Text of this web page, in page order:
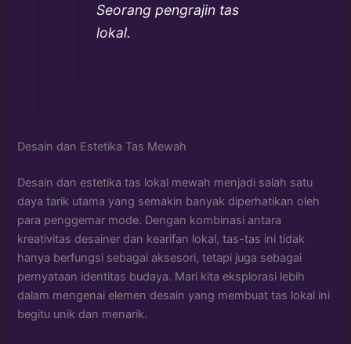
Seorang pengrajin tas
lokal.
Desain dan Estetika Tas Mewah
Desain dan estetika tas lokal mewah menjadi salah satu
daya tarik utama yang semakin banyak diperhatikan oleh
para penggemar mode. Dengan kombinasi antara
kreativitas desainer dan kearifan lokal, tas-tas ini tidak
hanya berfungsi sebagai aksesori, tetapi juga sebagai
pernyataan identitas budaya. Mari kita eksplorasi lebih
dalam mengenai elemen desain yang membuat tas lokal ini
begitu unik dan menarik.